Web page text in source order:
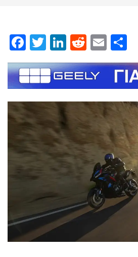
Facebook
Twitter
LinkedIn
Reddit
Email